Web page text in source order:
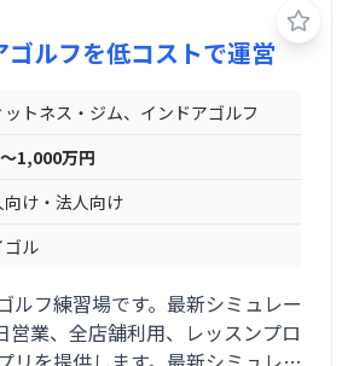
ルフを低コストで運営
ットネス・ジム、インドアゴルフ
1,000万円
向け・法人向け
ゴル
ルフ練習場です。最新シミュレー
営業、全店舗利用、レッスンプロ